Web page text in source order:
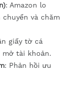
: Amazon lo
và chăm
giấy tờ cá
tài khoản.
: Phản hồi ưu